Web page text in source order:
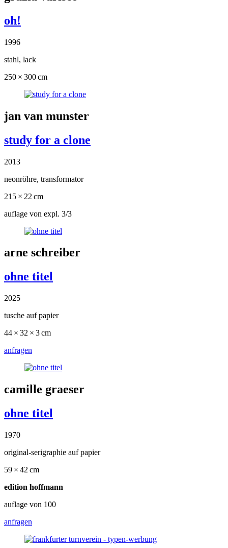
oh!
1996
stahl, lack
250 × 300 cm
jan van munster
study for a clone
2013
neonröhre, transformator
215 × 22 cm
auflage von expl. 3/3
arne schreiber
ohne titel
2025
tusche auf papier
44 × 32 × 3 cm
anfragen
camille graeser
ohne titel
1970
original-serigraphie auf papier
59 × 42 cm
edition hoffmann
auflage von 100
anfragen